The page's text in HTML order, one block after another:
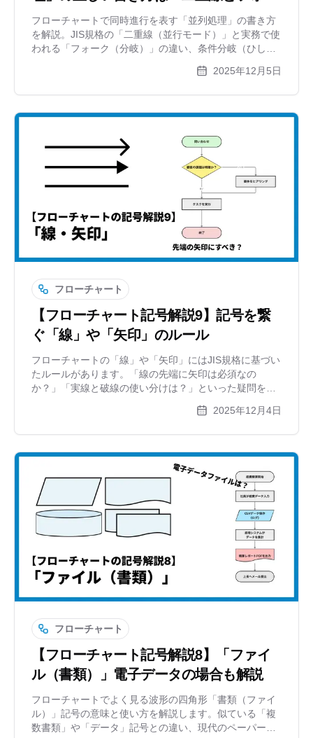
クの使い方を解説
フローチャートで同時進行を表す「並列処理」の書き方
を解説。JIS規格の「二重線（並行モード）」と実務で使
われる「フォーク（分岐）」の違い、条件分岐（ひし
2025年12月5日
フローチャート
【フローチャート記号解説9】記号を繋
ぐ「線」や「矢印」のルール
フローチャートの「線」や「矢印」にはJIS規格に基づい
たルールがあります。「線の先端に矢印は必須なの
か？」「実線と破線の使い分けは？」といった疑問を解
を整えてくれるツールxGrapherも紹介します。2025年12月4日
フローチャート
【フローチャート記号解説8】「ファイ
ル（書類）」電子データの場合も解説
フローチャートでよく見る波形の四角形「書類（ファイ
ル）」記号の意味と使い方を解説します。似ている「複
数書類」や「データ」記号との違い、現代のペーパーレ